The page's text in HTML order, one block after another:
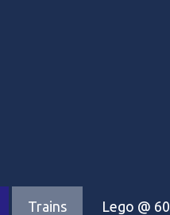
Trains Lego @ 60